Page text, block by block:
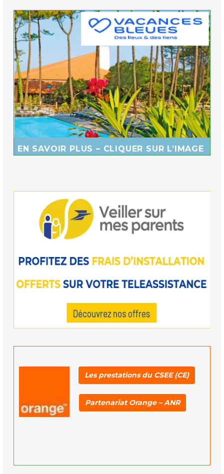
EN SAVOIR PLUS – CLIQUER SUR L’IMAGE
Les prestations du CSEE (CE)
Partenariat Orange – ANR